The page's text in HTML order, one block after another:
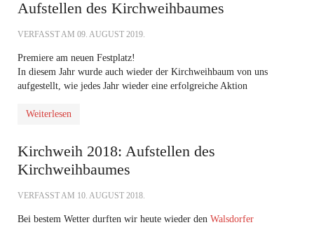
Aufstellen des Kirchweihbaumes
VERFASST AM 09. AUGUST 2019.
Premiere am neuen Festplatz!
In diesem Jahr wurde auch wieder der Kirchweihbaum von uns
aufgestellt, wie jedes Jahr wieder eine erfolgreiche Aktion
Weiterlesen
Kirchweih 2018: Aufstellen des
Kirchweihbaumes
VERFASST AM 10. AUGUST 2018.
Bei bestem Wetter durften wir heute wieder den Walsdorfer